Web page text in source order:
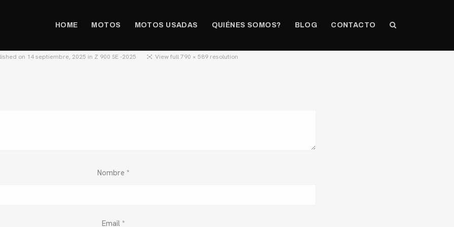
HOME MOTOS MOTOS USADAS QUIÉNES SOMOS? BLOG CONTACTO
on 14 septiembre, 2025 in Z 900 SE -2025 View full 790 × 589 resolution
Nombre *
Email *